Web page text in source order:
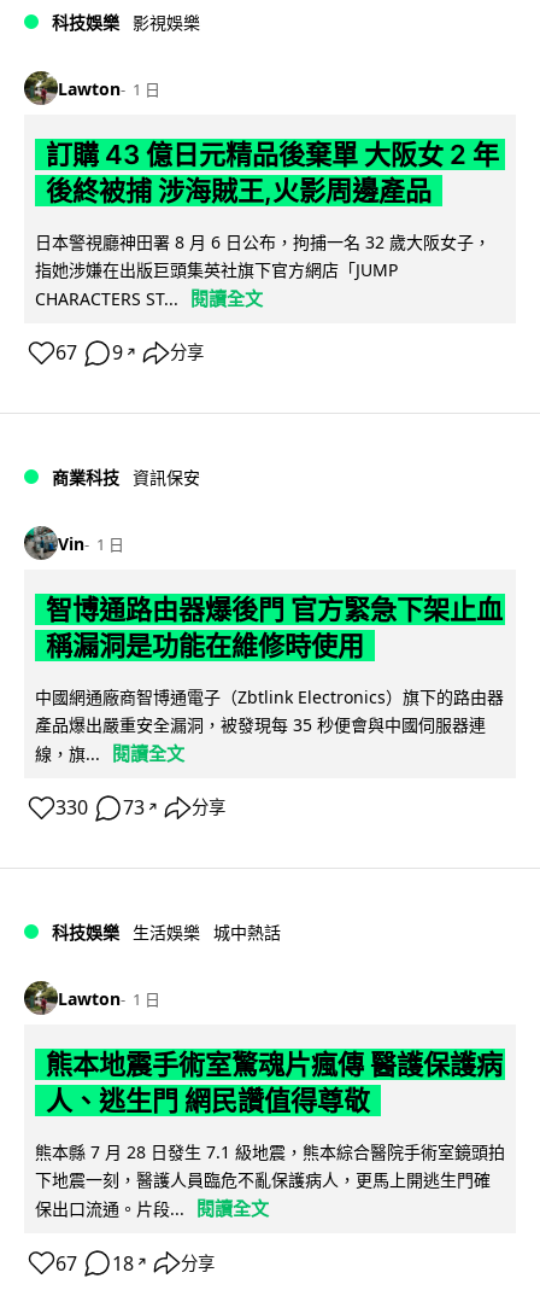
科技娛樂 影視娛樂
Lawton 1 日
訂購 43 億日元精品後棄單 大阪女 2 年
後終被捕 涉海賊王,火影周邊產品
日本警視廳神田署 8 月 6 日公布，拘捕一名 32 歲大阪女子，
指她涉嫌在出版巨頭集英社旗下官方網店「JUMP
CHARACTERS ST...
閱讀全文
67 9 ↗ 分享
商業科技 資訊保安
Vin 1 日
智博通路由器爆後門 官方緊急下架止血
稱漏洞是功能在維修時使用
中國網通廠商智博通電子（Zbtlink Electronics）旗下的路由器
產品爆出嚴重安全漏洞，被發現每 35 秒便會與中國伺服器連
線，旗...
閱讀全文
330 73 ↗ 分享
科技娛樂 生活娛樂 城中熱話
Lawton 1 日
熊本地震手術室驚魂片瘋傳 醫護保護病
人、逃生門 網民讚值得尊敬
熊本縣 7 月 28 日發生 7.1 級地震，熊本綜合醫院手術室鏡頭拍
下地震一刻，醫護人員臨危不亂保護病人，更馬上開逃生門確
保出口流通。片段...
閱讀全文
67 18 ↗ 分享